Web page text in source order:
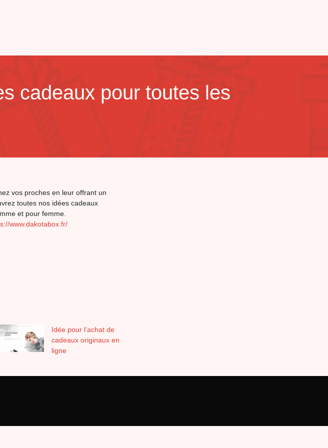
cadeaux pour toutes les
vos proches en leur offrant un
toutes nos idées cadeaux
et pour femme.
www.dakotabox.fr/
Idée pour l’achat de
cadeaux originaux en
ligne